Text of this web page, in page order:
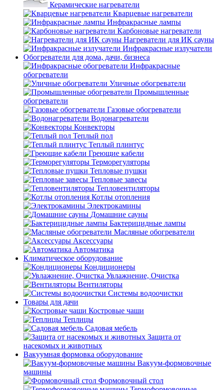
Керамические нагреватели
Кварцевые нагреватели
Инфракрасные лампы
Карбоновые нагреватели
Нагреватели для ИК сауны
Инфракрасные излучатели
Обогреватели для дома, дачи, бизнеса
Инфракрасные
обогреватели
Уличные обогреватели
Промышленные
обогреватели
Газовые обогреватели
Водонагреватели
Конвекторы
Теплый пол
Теплый плинтус
Греющие кабели
Терморегуляторы
Тепловые пушки
Тепловые завесы
Тепловентиляторы
Котлы отопления
Электрокамины
Домашние сауны
Бактерицидные лампы
Масляные обогреватели
Аксессуары
Автоматика
Климатическое оборудование
Кондиционеры
Увлажнение, Очистка
Вентиляторы
Системы водоочистки
Товары для дачи
Костровые чаши
Теплицы
Садовая мебель
Защита от
насекомых и животных
Вакуумная формовка оборудование
Вакуум-формовочные
машины
Формовочный стол